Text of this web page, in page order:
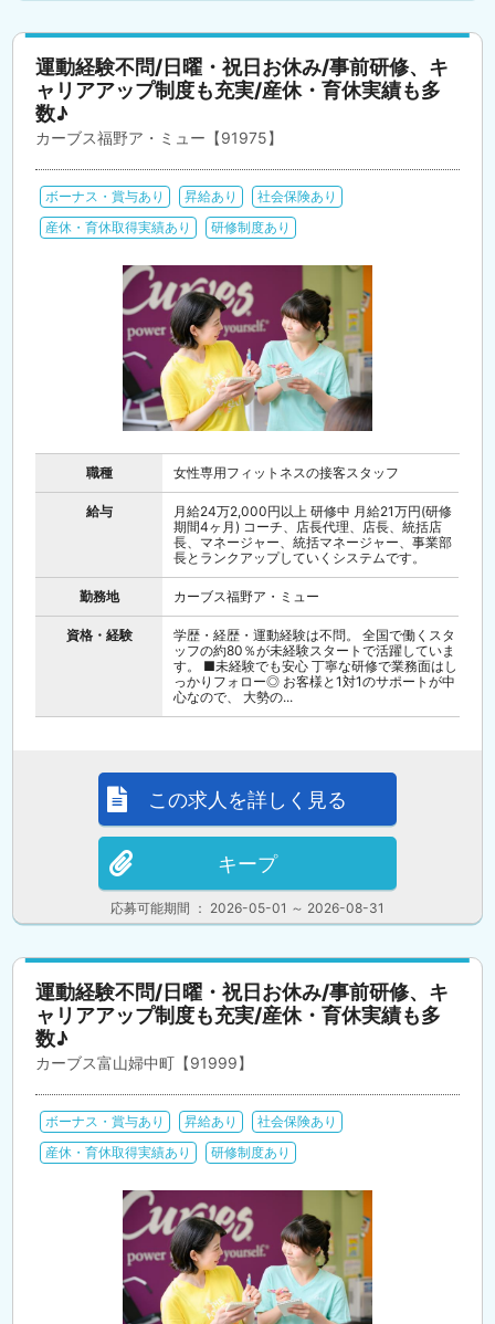
運動経験不問/日曜・祝日お休み/事前研修、キ
ャリアアップ制度も充実/産休・育休実績も多
数♪
カーブス福野ア・ミュー【91975】
ボーナス・賞与あり 昇給あり
社会保険あり
産休・育休取得実績あり
研修制度あり
職種 女性専用フィットネスの接客スタッフ
給与
月給24万2,000円以上 研修中 月給21万円(研修
期間4ヶ月) コーチ、店長代理、店長、統括店
長、マネージャー、統括マネージャー、事業部
長とランクアップしていくシステムです。
勤務地 カーブス福野ア・ミュー
資格・経験
学歴・経歴・運動経験は不問。 全国で働くスタ
ッフの約80％が未経験スタートで活躍していま
す。 ■未経験でも安心 丁寧な研修で業務面はし
っかりフォロー◎ お客様と1対1のサポートが中
心なので、 大勢の...
応募可能期間 ： 2026-05-01 ～ 2026-08-31
この求人を詳しく見る
キープ
運動経験不問/日曜・祝日お休み/事前研修、キ
ャリアアップ制度も充実/産休・育休実績も多
数♪
カーブス富山婦中町【91999】
ボーナス・賞与あり 昇給あり
社会保険あり
産休・育休取得実績あり
研修制度あり